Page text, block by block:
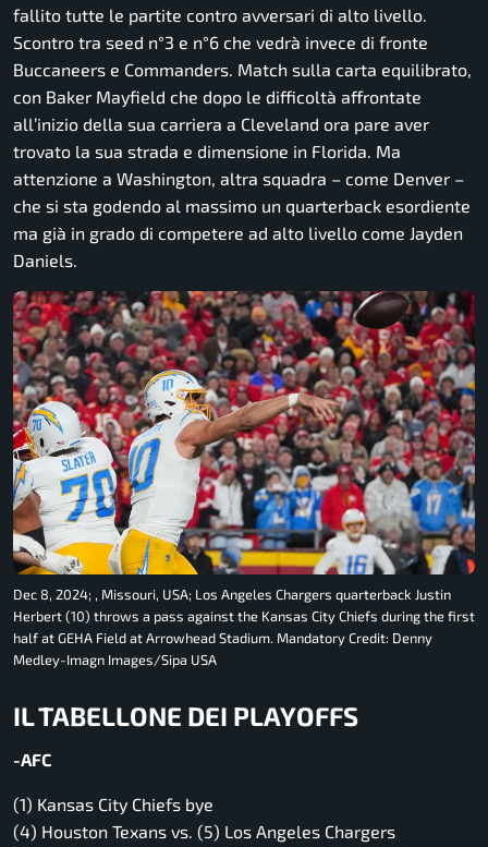
fallito tutte le partite contro avversari di alto livello.
Scontro tra seed n°3 e n°6 che vedrà invece di fronte
Buccaneers e Commanders. Match sulla carta equilibrato,
con Baker Mayfield che dopo le difficoltà affrontate
all’inizio della sua carriera a Cleveland ora pare aver
trovato la sua strada e dimensione in Florida. Ma
attenzione a Washington, altra squadra – come Denver –
che si sta godendo al massimo un quarterback esordiente
ma già in grado di competere ad alto livello come Jayden
Daniels.
Dec 8, 2024; , Missouri, USA; Los Angeles Chargers quarterback Justin
Herbert (10) throws a pass against the Kansas City Chiefs during the first
half at GEHA Field at Arrowhead Stadium. Mandatory Credit: Denny
Medley-Imagn Images/Sipa USA
IL TABELLONE DEI PLAYOFFS
-AFC
(1) Kansas City Chiefs bye
(4) Houston Texans vs. (5) Los Angeles Chargers